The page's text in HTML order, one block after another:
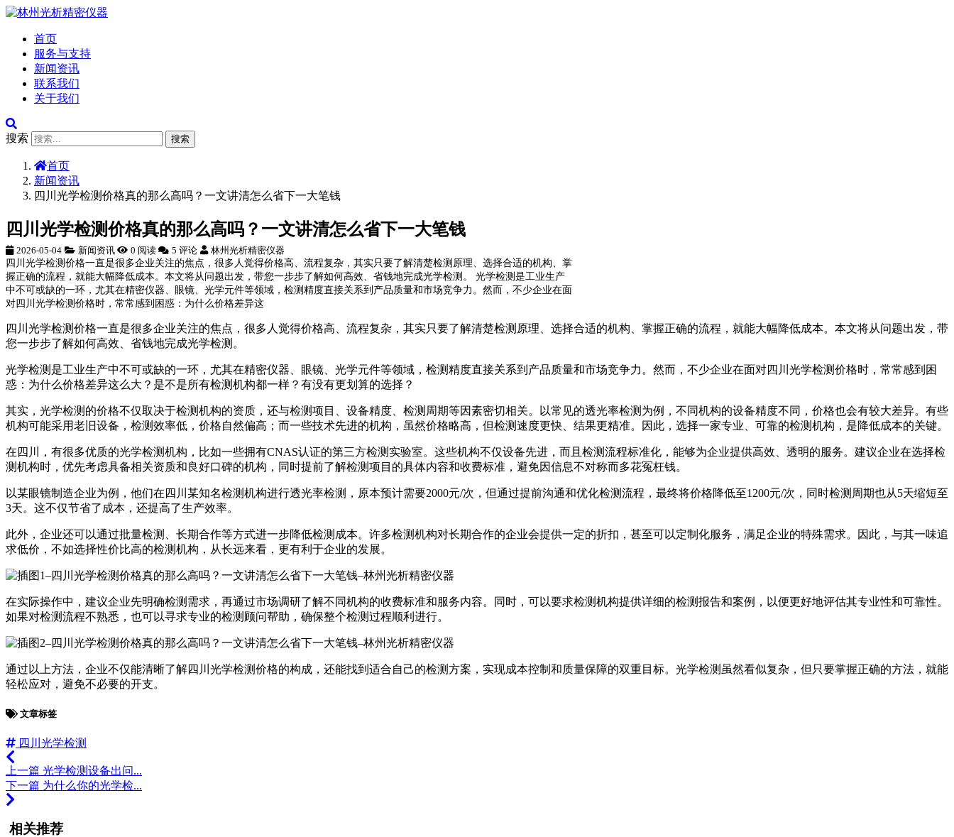
首页
服务与支持
新闻资讯
联系我们
关于我们
搜索 搜索
首页
新闻资讯
四川光学检测价格真的那么高吗？一文讲清怎么省下一大笔钱
四川光学检测价格真的那么高吗？一文讲清怎么省下一大笔钱
2026-05-04 新闻资讯 0 阅读 5 评论 林州光析精密仪器
四川光学检测价格一直是很多企业关注的焦点，很多人觉得价格高、流程复杂，其实只要了解清楚检测原理、选择合适的机构、掌
握正确的流程，就能大幅降低成本。本文将从问题出发，带您一步步了解如何高效、省钱地完成光学检测。 光学检测是工业生产
中不可或缺的一环，尤其在精密仪器、眼镜、光学元件等领域，检测精度直接关系到产品质量和市场竞争力。然而，不少企业在面
对四川光学检测价格时，常常感到困惑：为什么价格差异这
四川光学检测价格一直是很多企业关注的焦点，很多人觉得价格高、流程复杂，其实只要了解清楚检测原理、选择合适的机构、掌握正确的流程，就能大幅降低成本。本文将从问题出发，带
您一步步了解如何高效、省钱地完成光学检测。
光学检测是工业生产中不可或缺的一环，尤其在精密仪器、眼镜、光学元件等领域，检测精度直接关系到产品质量和市场竞争力。然而，不少企业在面对四川光学检测价格时，常常感到困
惑：为什么价格差异这么大？是不是所有检测机构都一样？有没有更划算的选择？
其实，光学检测的价格不仅取决于检测机构的资质，还与检测项目、设备精度、检测周期等因素密切相关。以常见的透光率检测为例，不同机构的设备精度不同，价格也会有较大差异。有些
机构可能采用老旧设备，检测效率低，价格自然偏高；而一些技术先进的机构，虽然价格略高，但检测速度更快、结果更精准。因此，选择一家专业、可靠的检测机构，是降低成本的关键。
在四川，有很多优质的光学检测机构，比如一些拥有CNAS认证的第三方检测实验室。这些机构不仅设备先进，而且检测流程标准化，能够为企业提供高效、透明的服务。建议企业在选择检
测机构时，优先考虑具备相关资质和良好口碑的机构，同时提前了解检测项目的具体内容和收费标准，避免因信息不对称而多花冤枉钱。
以某眼镜制造企业为例，他们在四川某知名检测机构进行透光率检测，原本预计需要2000元/次，但通过提前沟通和优化检测流程，最终将价格降低至1200元/次，同时检测周期也从5天缩短至
3天。这不仅节省了成本，还提高了生产效率。
此外，企业还可以通过批量检测、长期合作等方式进一步降低检测成本。许多检测机构对长期合作的企业会提供一定的折扣，甚至可以定制化服务，满足企业的特殊需求。因此，与其一味追
求低价，不如选择性价比高的检测机构，从长远来看，更有利于企业的发展。
在实际操作中，建议企业先明确检测需求，再通过市场调研了解不同机构的收费标准和服务内容。同时，可以要求检测机构提供详细的检测报告和案例，以便更好地评估其专业性和可靠性。
如果对检测流程不熟悉，也可以寻求专业的检测顾问帮助，确保整个检测过程顺利进行。
通过以上方法，企业不仅能清晰了解四川光学检测价格的构成，还能找到适合自己的检测方案，实现成本控制和质量保障的双重目标。光学检测虽然看似复杂，但只要掌握正确的方法，就能
轻松应对，避免不必要的开支。
文章标签
四川光学检测
上一篇 光学检测设备出问...
下一篇 为什么你的光学检...
相关推荐